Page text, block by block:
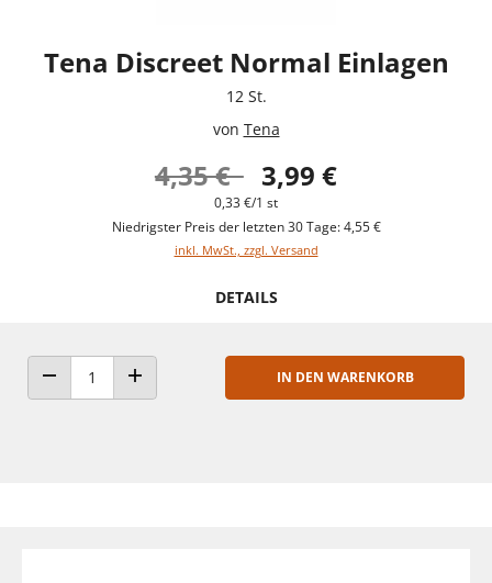
Tena Discreet Normal Einlagen
12 St.
von Tena
4,35 € 3,99 €
0,33 €/1 st
Niedrigster Preis der letzten 30 Tage: 4,55 €
inkl. MwSt., zzgl. Versand
DETAILS
ANZAHL VERRINGERNANZAHL ERHÖHEN
IN DEN WARENKORB